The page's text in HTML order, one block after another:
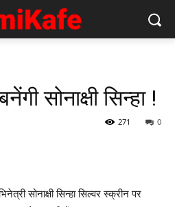
सोनाक्षी सिन्‍हा !
0
271
सोनाक्षी सिन्हा सिल्वर स्क्रीन पर